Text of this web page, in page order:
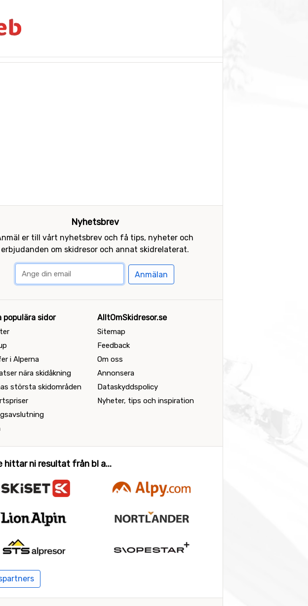
Nyhetsbrev
er till vårt nyhetsbrev och få tips, nyheter och
erbjudanden om skidresor och annat skidrelaterat.
Anmälan
populära sidor
i Alperna
nära skidåkning
största skidområden
AlltOmSkidresor.se
Sitemap
Feedback
Om oss
Annonsera
Dataskyddspolicy
Nyheter, tips och inspiration
hittar ni resultat från bl a...